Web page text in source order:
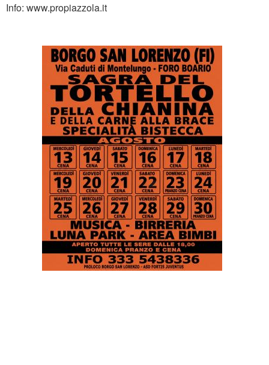
Info: www.propiazzola.it